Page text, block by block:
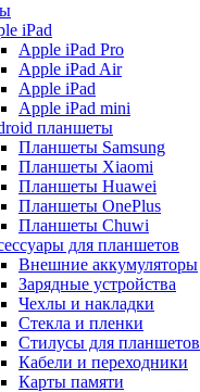
iPad
Apple iPad Pro
Apple iPad Air
Apple iPad
Apple iPad mini
планшеты
Планшеты Samsung
Планшеты Xiaomi
Планшеты Huawei
Планшеты OnePlus
Планшеты Chuwi
для планшетов
Внешние аккумуляторы
Зарядные устройства
Чехлы и накладки
Стекла и пленки
Стилусы для планшетов
Кабели и переходники
Карты памяти